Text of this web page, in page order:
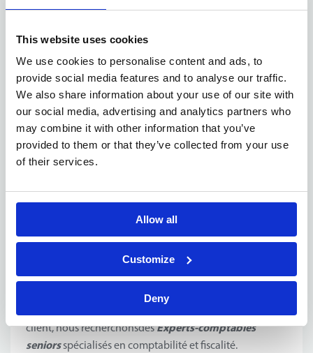
This website uses cookies
We use cookies to personalise content and ads, to
provide social media features and to analyse our traffic.
We also share information about your use of our site with
our social media, advertising and analytics partners who
may combine it with other information that you’ve
provided to them or that they’ve collected from your use
of their services.
Allow all
Customize
Deny
Expérience obligatoire en fiduciaire / expertise
comptable
Maîtrise approfondie de la fiscalité
Idéalement une expérience dans le secteur agricole
Bonne maîtrise des outils informatiques : Bob50, ERP
Admin et Suite Office / Excel
L’entreprise
Notre client est un cabinet spécialisé dans la gestion
comptable, fiscale et financière des entreprises,
indépendants et sociétés. Elle accompagne ses clients
dans leurs obligations légales tout en leur apportant des
conseils stratégiques pour optimiser leur gestion et leur
client, nous recherchonsdesExperts-comptables
seniorsspécialisés en comptabilité et fiscalité.